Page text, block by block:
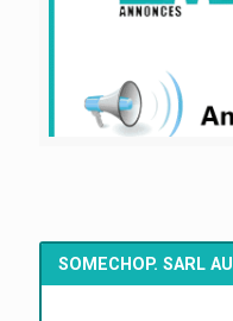
SOMECHOP. SARL AU